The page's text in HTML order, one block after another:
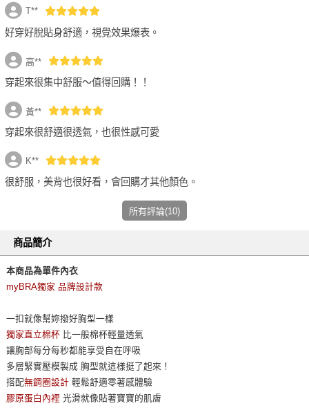
T**
好穿好脫貼身舒適，視覺效果爆表。
高**
穿起來很集中舒服～值得回購！！
黃**
穿起來很舒適很透氣，也很性感可愛
K**
很舒服，美背也很好看，會回購才其他顏色。
所有評論(10)
商品簡介
本商品為單件內衣
myBRA獨家 品牌設計款
一扣就像幫妳撥好胸型一樣
獨家直立棉杯比一般棉杯輕量透氣
讓胸部每分每秒都能享受自在呼吸
多層緊實壓模製成 胸型就這樣挺了起來！
搭配無鋼圈設計輕鬆舒適零著感體驗
膠原蛋白內裡 光滑就像貼著寶寶的肌膚